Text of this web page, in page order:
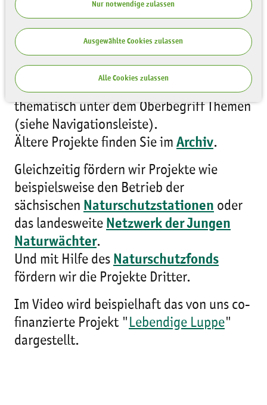
Nur notwendige zulassen
Ausgewählte Cookies zulassen
Alle Cookies zulassen
Kooperation mit dem sächsischen
Kulturministerium dieBildung für
nachhaltige Entwicklung (BNE)
Sachsen voran.
Unsere Projekte finden Sie jeweils
thematisch unter dem Oberbegriff Themen
(siehe Navigationsleiste).
Ältere Projekte finden Sie im Archiv.
Gleichzeitig fördern wir Projekte wie
beispielsweise den Betrieb der
sächsischen Naturschutzstationen oder
das landesweite Netzwerk der Jungen
Naturwächter.
Und mit Hilfe des Naturschutzfonds
fördern wir die Projekte Dritter.
Im Video wird beispielhaft das von uns co-
finanzierte Projekt " Lebendige Luppe"
dargestellt.